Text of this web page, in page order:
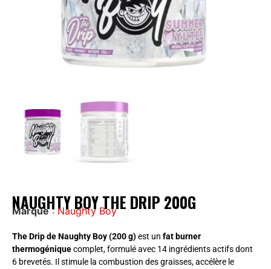
NAUGHTY BOY THE DRIP 200G
Marque: Naughty Boy
The Drip de Naughty Boy (200 g)est un fat burner
thermogéniquecomplet, formulé avec 14 ingrédients actifs dont
6 brevetés. Il stimule la combustion des graisses, accélère le